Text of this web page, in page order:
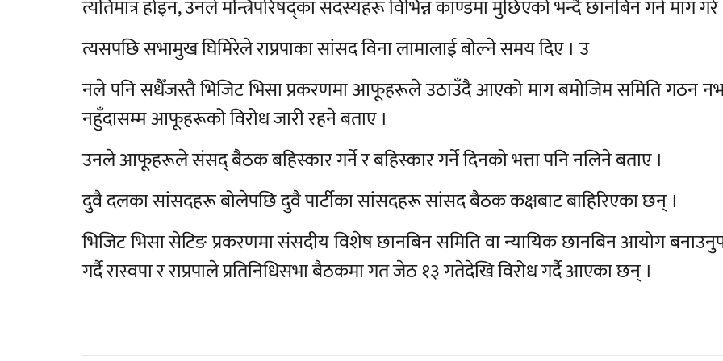
त्यतिमात्र होइन, उनले मन्त्रिपरिषद्का सदस्यहरू विभिन्न काण्डमा मुछिएको भन्दै छानबिन गर्न माग गरे
त्यसपछि सभामुख घिमिरेले राप्रपाका सांसद विना लामालाई बोल्ने समय दिए । उ
नले पनि सधैँजस्तै भिजिट भिसा प्रकरणमा आफूहरूले उठाउँदै आएको माग बमोजिम समिति गठन
नहुँदासम्म आफूहरूको विरोध जारी रहने बताए ।
उनले आफूहरूले संसद् बैठक बहिस्कार गर्ने र बहिस्कार गर्ने दिनको भत्ता पनि नलिने बताए ।
दुवै दलका सांसदहरू बोलेपछि दुवै पार्टीका सांसदहरू सांसद बैठक कक्षबाट बाहिरिएका छन् ।
भिजिट भिसा सेटिङ प्रकरणमा संसदीय विशेष छानबिन समिति वा न्यायिक छानबिन आयोग
गर्दै रास्वपा र राप्रपाले प्रतिनिधिसभा बैठकमा गत जेठ १३ गतेदेखि विरोध गर्दै आएका छन् ।